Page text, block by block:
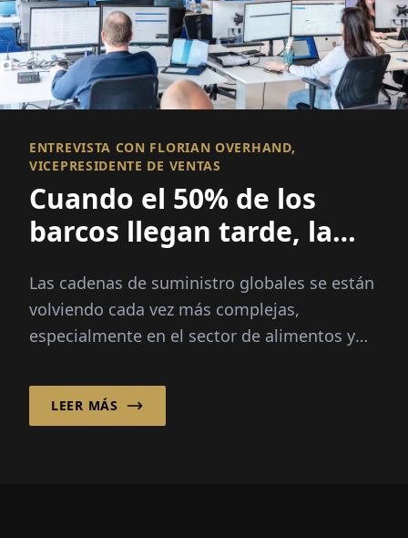
ENTREVISTA CON FLORIAN OVERHAND,
VICEPRESIDENTE DE VENTAS
Cuando el 50% de los
barcos llegan tarde, la
Las cadenas de suministro globales se están
volviendo cada vez más complejas,
especialmente en el sector de alimentos y
transparencia y la fiabilidad son críticas...
LEER MÁS